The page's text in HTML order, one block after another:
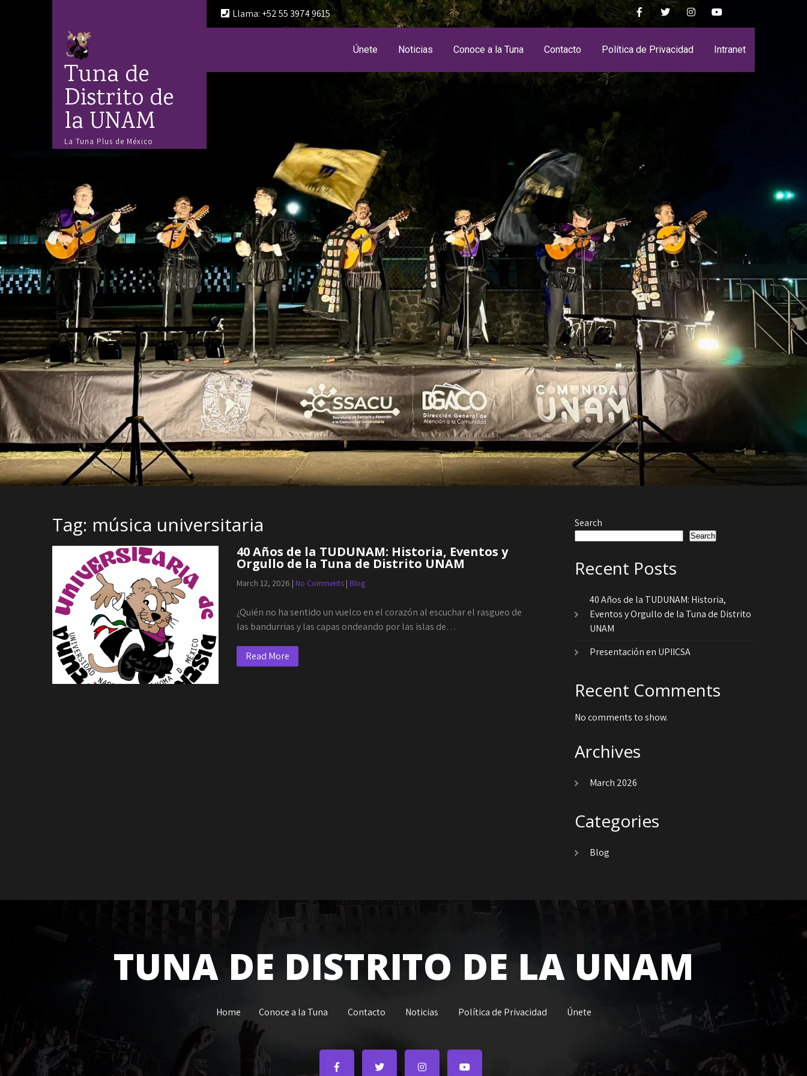
Llama: +52 55 3974 9615
Tuna de
Distrito de
la UNAM
La Tuna Plus de México
Únete Noticias Conoce a la Tuna Contacto Política de Privacidad Intranet
Tag: música universitaria
40 Años de la TUDUNAM: Historia, Eventos y
Orgullo de la Tuna de Distrito UNAM
March 12, 2026 | No Comments| Blog
¿Quién no ha sentido un vuelco en el corazón al escuchar el rasgueo de
las bandurrias y las capas ondeando por las islas de…
Read More
Search
Search
Recent Posts
40 Años de la TUDUNAM: Historia,
Eventos y Orgullo de la Tuna de Distrito
UNAM
Presentación en UPIICSA
Recent Comments
No comments to show.
Archives
March 2026
Categories
Blog
TUNA DE DISTRITO DE LA UNAM
Home Conoce a la Tuna Contacto Noticias Política de Privacidad Únete